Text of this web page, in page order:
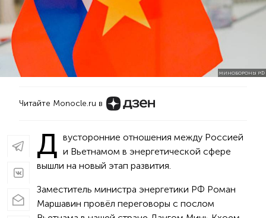
МИНОБОРОНЫ РФ
Читайте Monocle.ru в
Д вусторонние отношения между Россией
и Вьетнамом в энергетической сфере
вышли на новый этап развития.
Заместитель министра энергетики РФ Роман
Маршавин провёл переговоры с послом